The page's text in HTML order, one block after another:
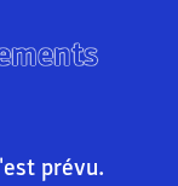
prévu.